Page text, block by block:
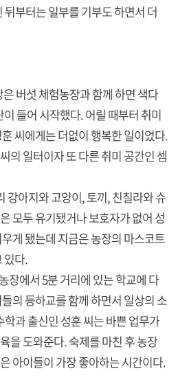
부터는 일부를 기부도 하면서 더
버섯 체험농장과 함께 하면 색다
들어 시작했다. 어릴 때부터 취미
씨에게는 더없이 행복한 일이었다.
의 일터이자 또 다른 취미 공간인 셈
강아지와 고양이, 토끼, 친칠라와 슈
모두 유기됐거나 보호자가 없어 성
게 됐는데 지금은 농장의 마스코트
있다.
장에서 5분 거리에 있는 학교에 다
의 등하교를 함께 하면서 일상의 소
과 출신인 성훈 씨는 바쁜 업무가
을 도와준다. 숙제를 마친 후 농장
아이들이 가장 좋아하는 시간이다.